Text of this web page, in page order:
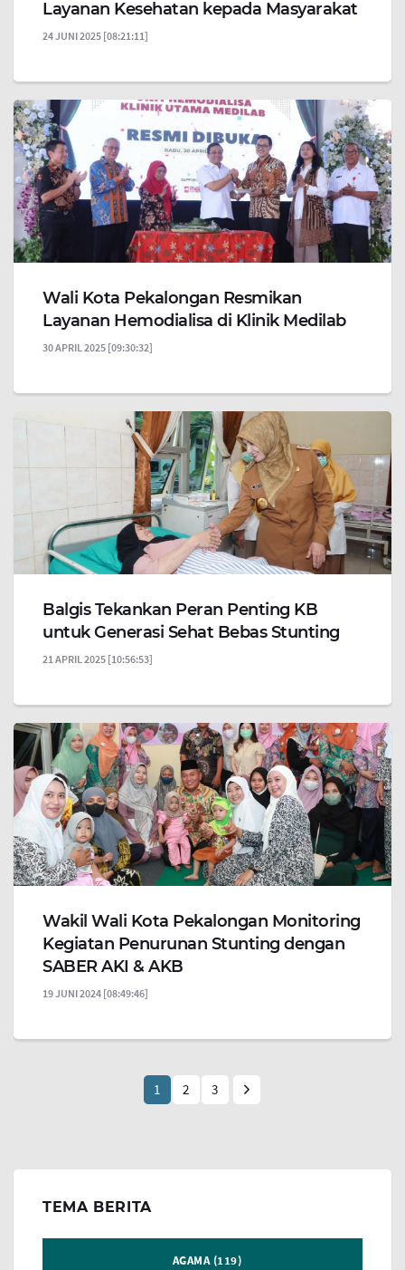
Layanan Kesehatan kepada Masyarakat
24 JUNI 2025 [08:21:11]
Wali Kota Pekalongan Resmikan
Layanan Hemodialisa di Klinik Medilab
30 APRIL 2025 [09:30:32]
Balgis Tekankan Peran Penting KB
untuk Generasi Sehat Bebas Stunting
21 APRIL 2025 [10:56:53]
Wakil Wali Kota Pekalongan Monitoring
Kegiatan Penurunan Stunting dengan
SABER AKI & AKB
19 JUNI 2024 [08:49:46]
1 2 3
TEMA BERITA
AGAMA (119)